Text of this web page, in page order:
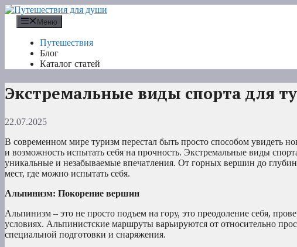
Перейти
содержимому
Меню
Путешествия
Блог
Каталог статей
Экстремальные виды спорта для
22.07.2025
В современном мире туризм перестал быть просто способом увидеть
и возможность испытать себя на прочность. Экстремальные виды
уникальные и незабываемые впечатления. От горных вершин до
мест, где можно испытать себя.
Альпинизм: Покорение вершин
Альпинизм – это не просто подъем на гору, это преодоление себя,
условиях. Альпинистские маршруты варьируются от относительно
специальной подготовки и снаряжения.